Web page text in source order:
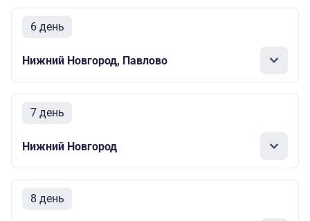
6 день
Нижний Новгород, Павлово
7 день
Нижний Новгород
8 день